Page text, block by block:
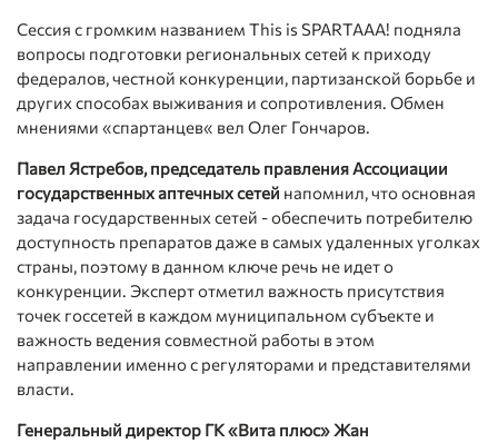
Сессия с громким названием This is SPARTAAA! подняла
вопросы подготовки региональных сетей к приходу
федералов, честной конкуренции, партизанской борьбе и
других способах выживания и сопротивления. Обмен
мнениями «спартанцев« вел Олег Гончаров.
Павел Ястребов, председатель правления Ассоциации
государственных аптечных сетей напомнил, что основная
задача государственных сетей - обеспечить потребителю
доступность препаратов даже в самых удаленных уголках
страны, поэтому в данном ключе речь не идет о
конкуренции. Эксперт отметил важность присутствия
точек госсетей в каждом муниципальном субъекте и
важность ведения совместной работы в этом
направлении именно с регуляторами и представителями
власти.
Генеральный директор ГК «Вита плюс»Жан